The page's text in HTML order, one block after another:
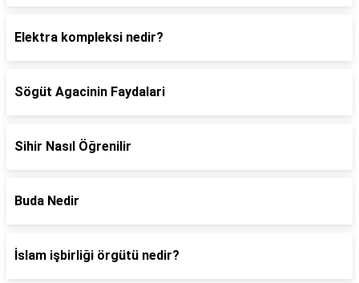
Elektra kompleksi nedir?
Sögüt Agacinin Faydalari
Sihir Nasıl Öğrenilir
Buda Nedir
İslam işbirliği örgütü nedir?